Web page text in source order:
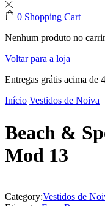
0 Shopping Cart
Nenhum produto no
Voltar para a loja
Entregas grátis acima de
Início Vestidos de Noiva
Beach &
Mod 13
Category:Vestidos de